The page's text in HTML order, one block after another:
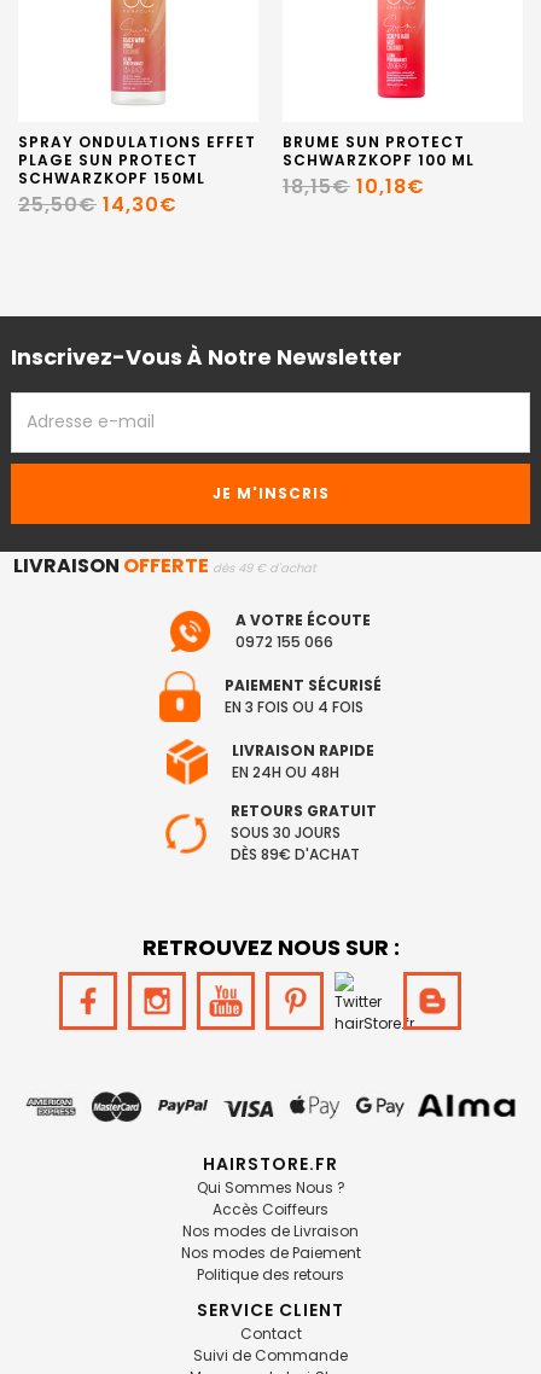
SPRAY ONDULATIONS EFFET
PLAGE SUN PROTECT
SCHWARZKOPF 150ML
25,50€ 14,30€
BRUME SUN PROTECT
SCHWARZKOPF 100 ML
18,15€ 10,18€
Inscrivez-Vous À Notre Newsletter
EMAIL
LIVRAISON OFFERTE dès 49 € d'achat
A VOTRE ÉCOUTE
0972 155 066
PAIEMENT SÉCURISÉ
EN 3 FOIS OU 4 FOIS
LIVRAISON RAPIDE
EN 24H OU 48H
RETOURS GRATUIT
SOUS 30 JOURS
DÈS 89€ D'ACHAT
RETROUVEZ NOUS SUR :
HAIRSTORE.FR
Qui Sommes Nous ?
Accès Coiffeurs
Nos modes de Livraison
Nos modes de Paiement
Politique des retours
SERVICE CLIENT
Contact
Suivi de Commande